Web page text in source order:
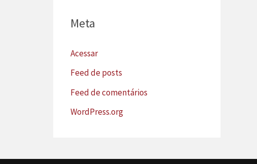
Meta
Acessar
Feed de posts
Feed de comentários
WordPress.org